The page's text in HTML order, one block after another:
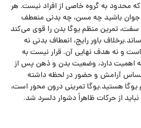
محدود به گروه خاصی از افراد نیست. هر
باشید چه مسن، چه بدنی منعطف
تمرین منظم یوگا بدن را قوی می‌کند
باور رایج، انعطاف بدنی نه
و نه هدف نهایی آن. قرار نیست به
اهمیت دارد، وضعیت بدن و ذهن پس از
آرامش و حضور در لحظه داشته
یوگا هستید.یوگا تمرینی درون‌ محور است،
از حرکات ظاهراً دشوار دلسرد شد.